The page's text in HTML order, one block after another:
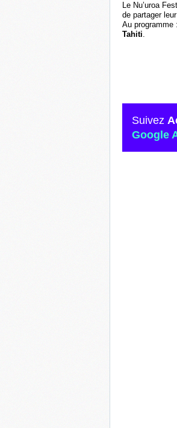
Le Nu’uroa
de partager
Au programme :
Tahiti.
Suivez
Google